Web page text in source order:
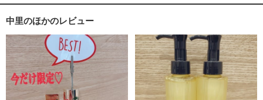
中里のほかのレビュー